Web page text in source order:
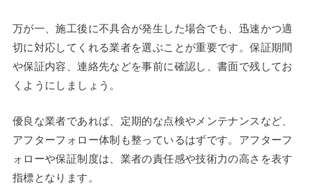
万が一、施工後に不具合が発生した場合でも、迅速かつ適
切に対応してくれる業者を選ぶことが重要です。保証期間
や保証内容、連絡先などを事前に確認し、書面で残してお
くようにしましょう。
優良な業者であれば、定期的な点検やメンテナンスなど、
アフターフォロー体制も整っているはずです。アフターフ
ォローや保証制度は、業者の責任感や技術力の高さを表す
指標となります。